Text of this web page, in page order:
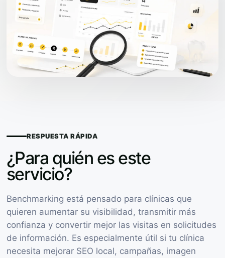
RESPUESTA RÁPIDA
¿Para quién es este
servicio?
Benchmarking está pensado para clínicas que
quieren aumentar su visibilidad, transmitir más
confianza y convertir mejor las visitas en solicitudes
de información. Es especialmente útil si tu clínica
necesita mejorar SEO local, campañas, imagen